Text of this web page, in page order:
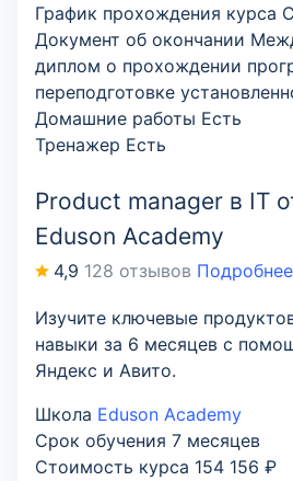
График прохождения курса
Документ об окончании
диплом о прохождении
переподготовке
Домашние работы Есть
Тренажер Есть
Product manager в IT
Eduson Academy
4,9 128 отзывов
Изучите ключевые
навыки за 6 месяцев с
Яндекс и Авито.
Школа Eduson Academy
Срок обучения 7 месяцев
Стоимость курса 154 156 ₽